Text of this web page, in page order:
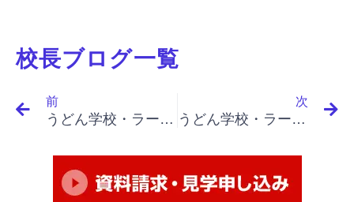
校長ブログ一覧
前
うどん学校・ラーメン学校・そば学校・パスタ学校で開業&成果アップ｜「イノベーションと起業家精神（まとめ）」「愚かさの違い、判断としての起業家戦略」
次
うどん学校・ラーメン学校・そば学校・パスタ学校で開業&成果アップ｜「イノベーションと起業家精神（まとめ）」「機能しないもの、ハイテクだけではない、山腹のない山頂」